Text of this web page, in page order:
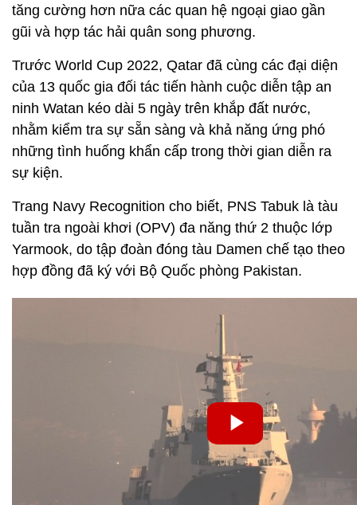
tăng cường hơn nữa các quan hệ ngoại giao gần
gũi và hợp tác hải quân song phương.
Trước World Cup 2022, Qatar đã cùng các đại diện
của 13 quốc gia đối tác tiến hành cuộc diễn tập an
ninh Watan kéo dài 5 ngày trên khắp đất nước,
nhằm kiểm tra sự sẵn sàng và khả năng ứng phó
những tình huống khẩn cấp trong thời gian diễn ra
sự kiện.
Trang Navy Recognition cho biết, PNS Tabuk là tàu
tuần tra ngoài khơi (OPV) đa năng thứ 2 thuộc lớp
Yarmook, do tập đoàn đóng tàu Damen chế tạo theo
hợp đồng đã ký với Bộ Quốc phòng Pakistan.